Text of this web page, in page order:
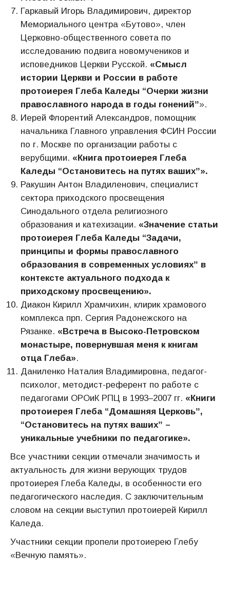
Гаркавый Игорь Владимирович, директор
Мемориального центра «Бутово», член
Церковно-общественного совета по
исследованию подвига новомучеников и
исповедников Церкви Русской. «Смысл
истории Церкви и России в работе
протоиерея Глеба Каледы “Очерки жизни
православного народа в годы гоненийˮ».
Иерей Флорентий Александров, помощник
начальника Главного управления ФСИН России
по г. Москве по организации работы с
верубщими. «Книга протоиерея Глеба
Каледы “Остановитесь на путях вашихˮ».
Ракушин Антон Владиленович, специалист
сектора приходского просвещения
Синодального отдела религиозного
образования и катехизации. «Значение статьи
протоиерея Глеба Каледы “Задачи,
принципы и формы православного
образования в современных условияхˮ в
контексте актуального подхода к
приходскому просвещению».
Диакон Кирилл Храмчихин, клирик храмового
комплекса прп. Сергия Радонежского на
Рязанке. «Встреча в Высоко-Петровском
монастыре, повернувшая меня к книгам
отца Глеба».
Даниленко Наталия Владимировна, педагог-
психолог, методист-референт по работе с
педагогами ОРОиК РПЦ в 1993–2007 гг. «Книги
протоиерея Глеба “Домашняя Церковьˮ,
“Остановитесь на путях вашихˮ –
уникальные учебники по педагогике».
Все участники секции отмечали значимость и
актуальность для жизни верующих трудов
протоиерея Глеба Каледы, в особенности его
педагогического наследия. С заключительным
словом на секции выступил протоиерей Кирилл
Каледа.
Участники секции пропели протоиерею Глебу
«Вечную память».